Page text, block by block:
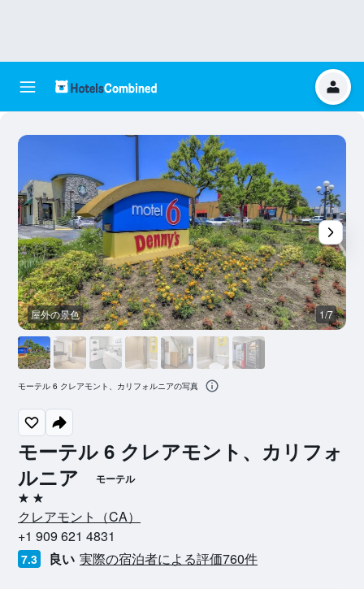
モーテル 6 クレアモント、カリフォ
ルニア
モーテル
2つ星
クレアモント​（CA​）​
+1 909 621 4831
7.3 良い 実際の宿泊者による評価760​件
屋外の景色 1/7
モーテル 6 クレアモント、カリフォルニアの写真